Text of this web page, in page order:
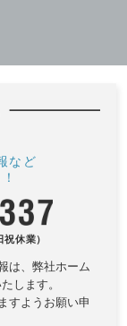
など
休業）
は、 弊社ホーム
します。
すようお願い申